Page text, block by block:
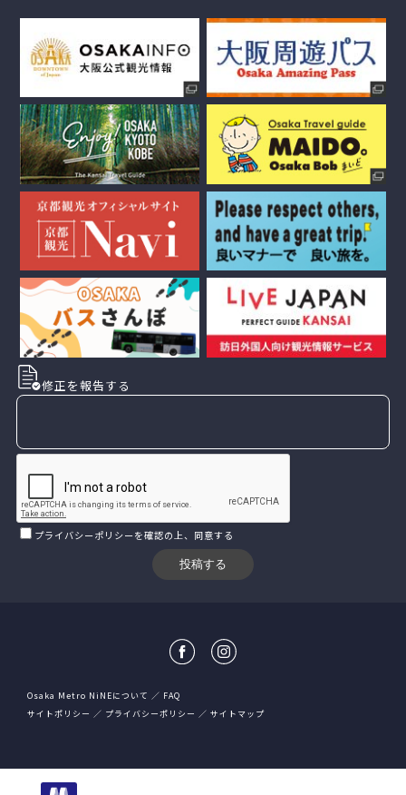
修正を報告する
プライバシーポリシーを確認の上、同意する
Osaka Metro NiNEについて
FAQ
サイトポリシー
プライバシーポリシー サイトマップ